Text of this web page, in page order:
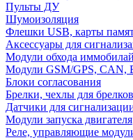
Пульты ДУ
Шумоизоляция
Флешки USB, карты
Аксессуары для
Модули обхода
Модули GSM/GPS, CAN,
Блоки согласования
Брелки, чехлы для брелков
Датчики для
Модули запуска двигателя
Реле, управляющие